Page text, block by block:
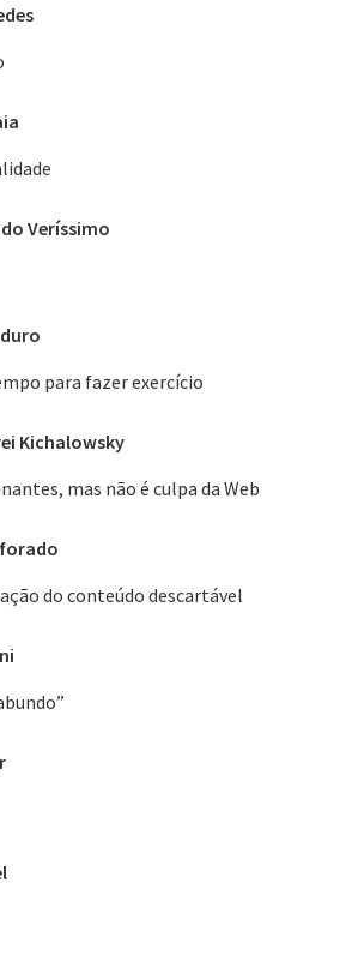
Veríssimo
para fazer exercício
Kichalowsky
mas não é culpa da Web
do conteúdo descartável